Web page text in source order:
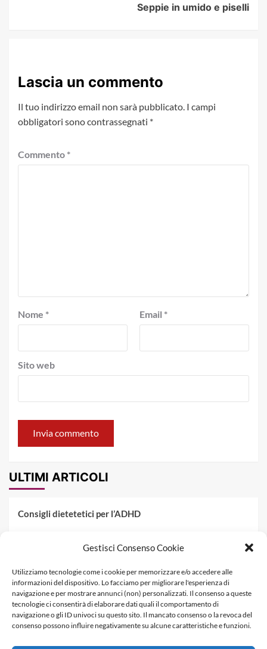
Gestisci Consenso Cookie
Utilizziamo tecnologie come i cookie per memorizzare e/o accedere alle
informazioni del dispositivo. Lo facciamo per migliorare l'esperienza di
navigazione e per mostrare annunci (non) personalizzati. Il consenso a queste
tecnologie ci consentirà di elaborare dati quali il comportamento di
navigazione o gli ID univoci su questo sito. Il mancato consenso o la revoca del
consenso possono influire negativamente su alcune caratteristiche e funzioni.
Seppie in umido e piselli
Lascia un commento
Il tuo indirizzo email non sarà pubblicato. I campi
obbligatori sono contrassegnati *
Commento *
Nome * Email *
Sito web
ULTIMI ARTICOLI
Consigli dietetetici per l’ADHD
Fenilchetonuria
Dieta militare: come funziona, opinioni e schema tipo per
dimagrire in 3 giorni